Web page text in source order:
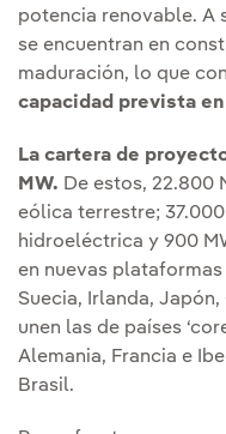
potencia renovable. A
se encuentran en
maduración, lo que
capacidad prevista
La cartera de
MW. De estos, 22.800
eólica terrestre;
hidroeléctrica y 900
en nuevas
Suecia, Irlanda,
unen las de países
Alemania, Francia e
Brasil.